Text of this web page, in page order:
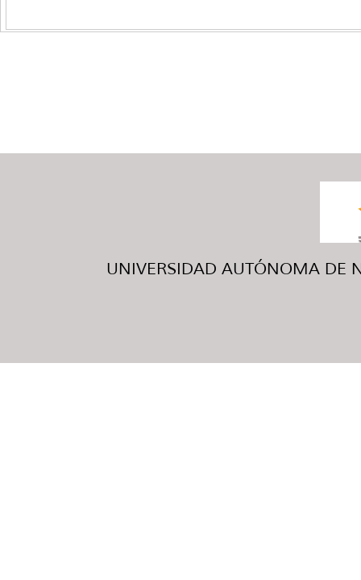
UNIVERSIDAD AUTÓNOMA DE